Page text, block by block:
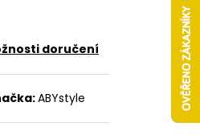
doručení
ABYstyle
Následující